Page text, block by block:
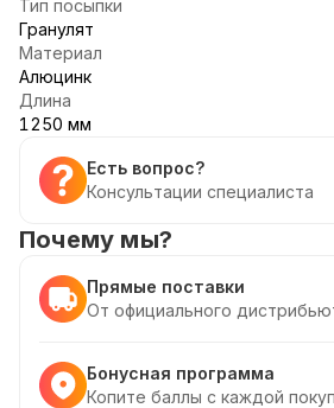
Тип посыпки
Гранулят
Материал
Алюцинк
Длина
1250 мм
Есть вопрос?
Консультации специалиста
Почему мы?
Прямые поставки
От официального
Бонусная программа
Копите баллы с каждой